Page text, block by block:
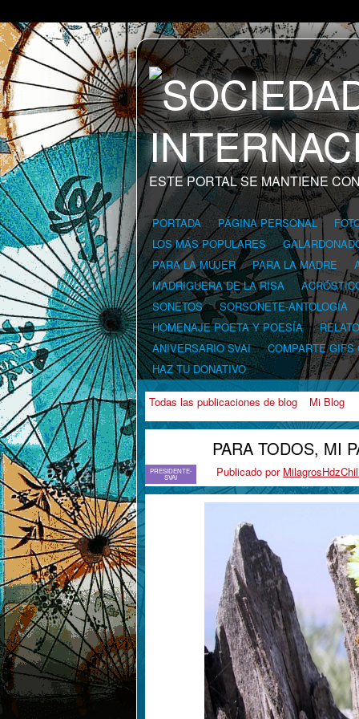
ESTE PORTAL SE MANTIENE
PORTADA PÁGINA PERSONAL
LOS MÁS POPULARES
PARA LA MUJER
PARA LA MADRE
MADRIGUERA DE LA RISA
SONETOS
SORSONETE-ANTOLOGÍA
HOMENAJE POETA Y POESÍA
ANIVERSARIO SVAI
COMPARTE
HAZ TU DONATIVO
Todas las publicaciones de blog Mi Blog
PRESIDENTE-
SVAI
PARA TODOS, MI
Publicado por